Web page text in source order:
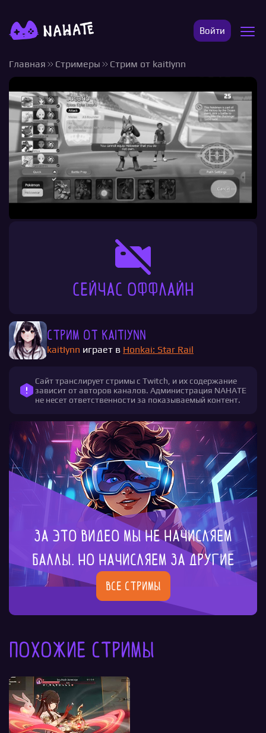
Войти
Главная Стримеры Стрим от kaitIynn
Стрим от kaitIynn
kaitIynn играет в Honkai: Star Rail
Сайт транслирует стримы с Twitch, и их содержание
зависит от авторов каналов. Администрация NAHATE
не несет ответственности за показываемый контент.
Сейчас оффлайн
За это видео мы не начисляем
баллы. Но начисляем за другие
Все стримы
Похожие стримы